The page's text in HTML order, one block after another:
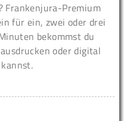
Frankenjura-Premium
für ein, zwei oder drei
bekommst du
oder digital